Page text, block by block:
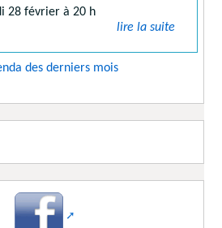
28 février à 20 h
lire la suite
des derniers mois